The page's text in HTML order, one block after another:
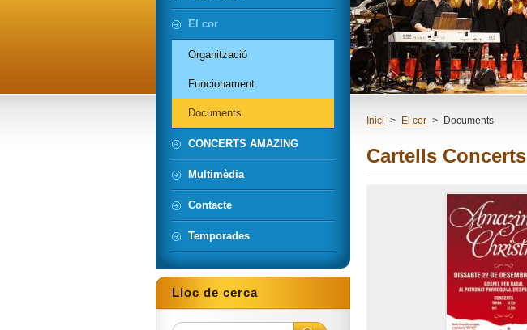
Inici > El cor > Documents
Cartells Concerts
El cor
Organització
Funcionament
Documents
CONCERTS AMAZING
Multimèdia
Contacte
Temporades
Lloc de cerca